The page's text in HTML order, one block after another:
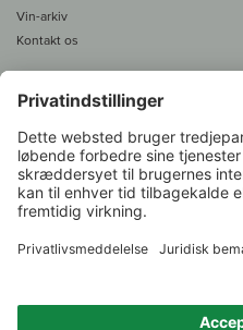
Vin-arkiv
Kontakt os
1.000 vinavlere –